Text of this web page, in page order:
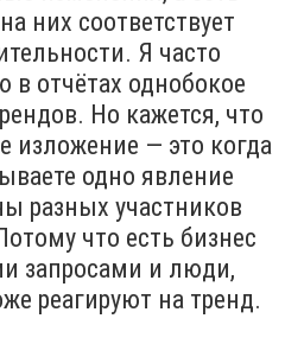
них соответствует
Я часто
в отчётах однобокое
Но кажется, что
изложение — это когда
одно явление
разных участников
что есть бизнес
запросами и люди,
реагируют на тренд.